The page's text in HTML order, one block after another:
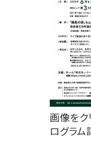
画像をク
ログラム